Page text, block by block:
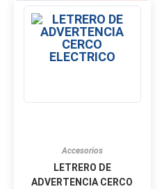
Accesorios
LETRERO DE
ADVERTENCIA CERCO